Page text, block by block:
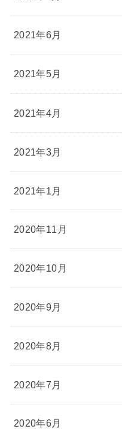
2021年6月
2021年5月
2021年4月
2021年3月
2021年1月
2020年11月
2020年10月
2020年9月
2020年8月
2020年7月
2020年6月